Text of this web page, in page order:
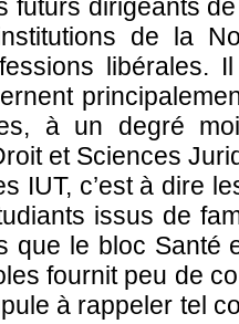
futurs dirigeants
de la
libérales.
à un degré
et Sciences
IUT, c’est à dire
issus de
que le bloc Santé
fournit peu de
à rappeler tel